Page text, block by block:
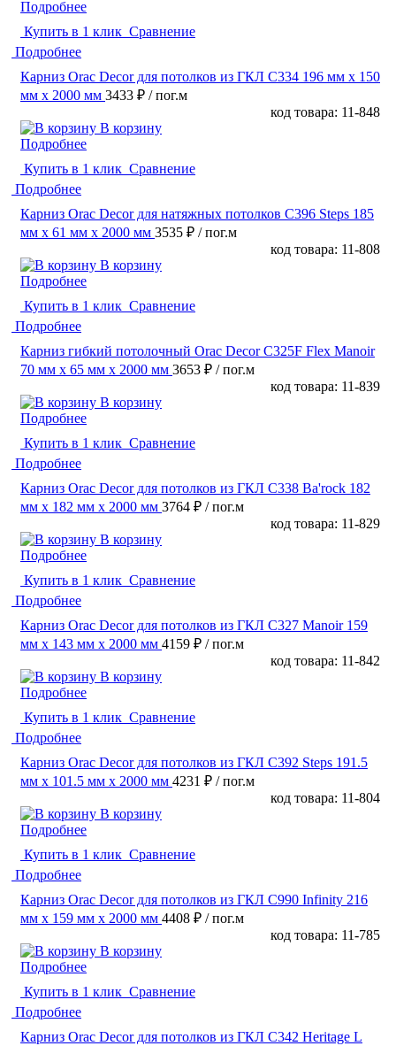
Подробнее
Купить в 1 клик Сравнение
Подробнее
Карниз Orac Decor для потолков из ГКЛ C334 196 мм х 150
мм х 2000 мм 3433 ₽ / пог.м
код товара: 11-848
В корзину
Подробнее
Купить в 1 клик Сравнение
Подробнее
Карниз Orac Decor для натяжных потолков C396 Steps 185
мм х 61 мм х 2000 мм 3535 ₽ / пог.м
код товара: 11-808
В корзину
Подробнее
Купить в 1 клик Сравнение
Подробнее
Карниз гибкий потолочный Orac Decor C325F Flex Manoir
70 мм х 65 мм х 2000 мм 3653 ₽ / пог.м
код товара: 11-839
В корзину
Подробнее
Купить в 1 клик Сравнение
Подробнее
Карниз Orac Decor для потолков из ГКЛ C338 Ba'rock 182
мм х 182 мм х 2000 мм 3764 ₽ / пог.м
код товара: 11-829
В корзину
Подробнее
Купить в 1 клик Сравнение
Подробнее
Карниз Orac Decor для потолков из ГКЛ C327 Manoir 159
мм х 143 мм х 2000 мм 4159 ₽ / пог.м
код товара: 11-842
В корзину
Подробнее
Купить в 1 клик Сравнение
Подробнее
Карниз Orac Decor для потолков из ГКЛ C392 Steps 191.5
мм х 101.5 мм х 2000 мм 4231 ₽ / пог.м
код товара: 11-804
В корзину
Подробнее
Купить в 1 клик Сравнение
Подробнее
Карниз Orac Decor для потолков из ГКЛ C990 Infinity 216
мм х 159 мм х 2000 мм 4408 ₽ / пог.м
код товара: 11-785
В корзину
Подробнее
Купить в 1 клик Сравнение
Подробнее
Карниз Orac Decor для потолков из ГКЛ C342 Heritage L